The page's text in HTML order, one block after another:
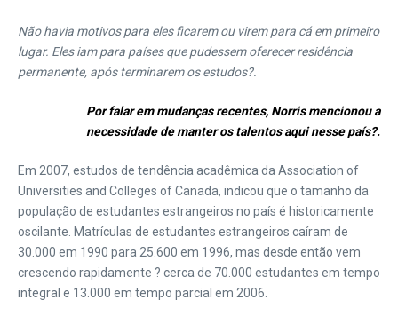
Não havia motivos para eles ficarem ou virem para cá em primeiro
lugar. Eles iam para países que pudessem oferecer residência
permanente, após terminarem os estudos?.
Por falar em mudanças recentes, Norris mencionou a
necessidade de manter os talentos aqui nesse país?.
Em 2007, estudos de tendência acadêmica da Association of
Universities and Colleges of Canada, indicou que o tamanho da
população de estudantes estrangeiros no país é historicamente
oscilante. Matrículas de estudantes estrangeiros caíram de
30.000 em 1990 para 25.600 em 1996, mas desde então vem
crescendo rapidamente ? cerca de 70.000 estudantes em tempo
integral e 13.000 em tempo parcial em 2006.